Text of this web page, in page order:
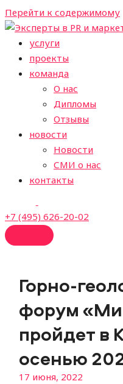
Перейти к содержимому
услуги
проекты
команда
О нас
Дипломы
Отзывы
новости
Новости
СМИ о нас
контакты
+7 (495) 626-20-02
Горно-
форум
пройдет в
осенью
17 июня, 2022